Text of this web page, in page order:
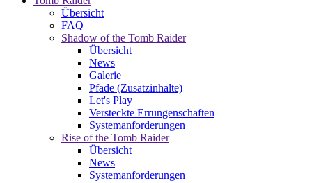
Übersicht
FAQ
Shadow of the Tomb Raider
Übersicht
News
Galerie
Pfade (Zusatzinhalte)
Let's Play
Versteckte Errungenschaften
Systemanforderungen
Rise of the Tomb Raider
Übersicht
News
Systemanforderungen